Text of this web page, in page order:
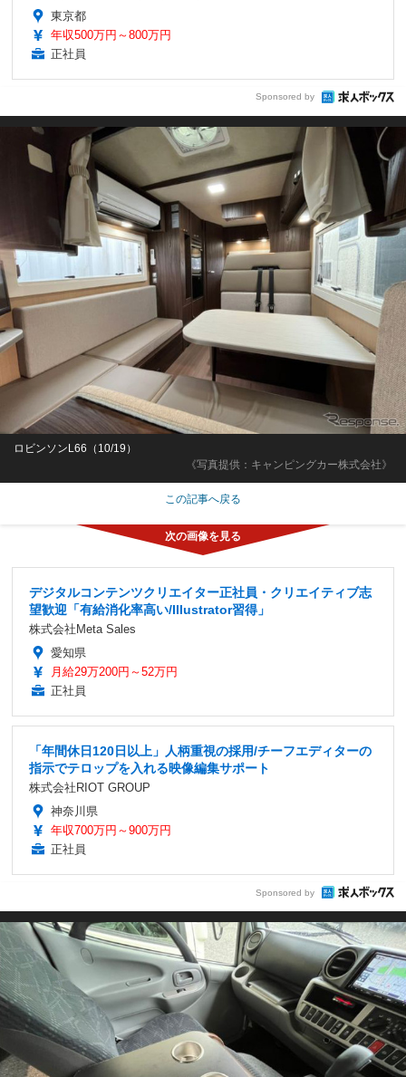
東京都
年収500万円～800万円
正社員
Sponsored by
《写真提供：キャンピングカー株式会社》
ロビンソンL66（10/19）
この記事へ戻る
デジタルコンテンツクリエイター正社員・クリエイティブ志
望歓迎「有給消化率高い/Illustrator習得」
株式会社Meta Sales
愛知県
月給29万200円～52万円
正社員
「年間休日120日以上」人柄重視の採用/チーフエディターの
指示でテロップを入れる映像編集サポート
株式会社RIOT GROUP
神奈川県
年収700万円～900万円
正社員
Sponsored by